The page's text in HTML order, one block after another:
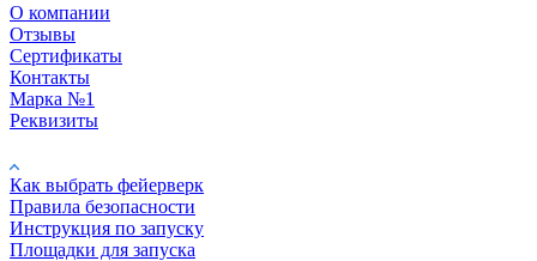
О компании
Отзывы
Сертификаты
Контакты
Марка №1
Реквизиты
Как выбрать фейерверк
Правила безопасности
Инструкция по запуску
Площадки для запуска